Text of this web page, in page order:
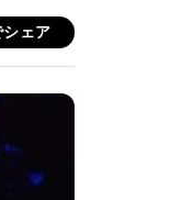
シェア